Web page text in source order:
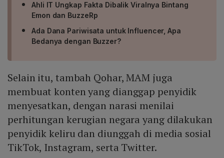
Ahli IT Ungkap Fakta Dibalik Viralnya Bintang
Emon dan BuzzeRp
Ada Dana Pariwisata untuk Influencer, Apa
Bedanya dengan Buzzer?
Selain itu, tambah Qohar, MAM juga
membuat konten yang dianggap penyidik
menyesatkan, dengan narasi menilai
perhitungan kerugian negara yang dilakukan
penyidik keliru dan diunggah di media sosial
TikTok, Instagram, serta Twitter.